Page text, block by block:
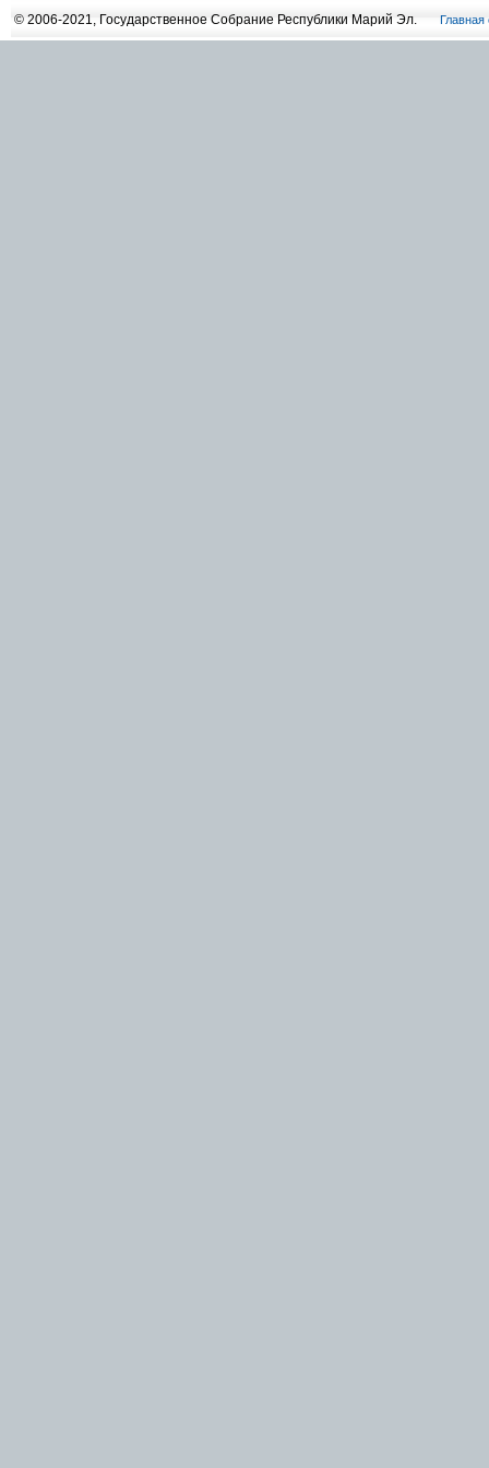
© 2006-2021, Государственное Собрание Республики Марий Эл. Главная